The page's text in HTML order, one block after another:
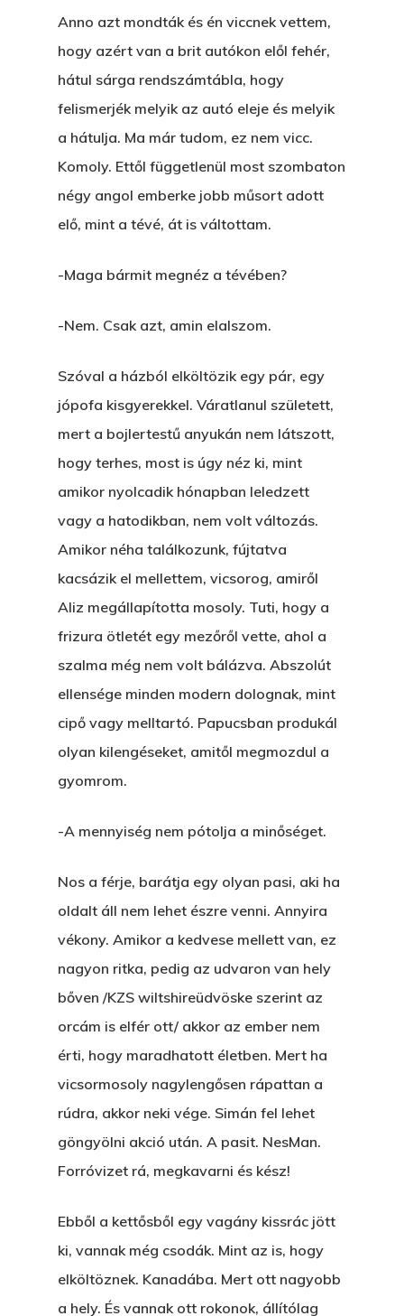
Anno azt mondták és én viccnek vettem,
hogy azért van a brit autókon elől fehér,
hátul sárga rendszámtábla, hogy
felismerjék melyik az autó eleje és melyik
a hátulja. Ma már tudom, ez nem vicc.
Komoly. Ettől függetlenül most szombaton
négy angol emberke jobb műsort adott
elő, mint a tévé, át is váltottam.
-Maga bármit megnéz a tévében?
-Nem. Csak azt, amin elalszom.
Szóval a házból elköltözik egy pár, egy
jópofa kisgyerekkel. Váratlanul született,
mert a bojlertestű anyukán nem látszott,
hogy terhes, most is úgy néz ki, mint
amikor nyolcadik hónapban leledzett
vagy a hatodikban, nem volt változás.
Amikor néha találkozunk, fújtatva
kacsázik el mellettem, vicsorog, amiről
Aliz megállapította mosoly. Tuti, hogy a
frizura ötletét egy mezőről vette, ahol a
szalma még nem volt bálázva. Abszolút
ellensége minden modern dolognak, mint
cipő vagy melltartó. Papucsban produkál
olyan kilengéseket, amitől megmozdul a
gyomrom.
-A mennyiség nem pótolja a minőséget.
Nos a férje, barátja egy olyan pasi, aki ha
oldalt áll nem lehet észre venni. Annyira
vékony. Amikor a kedvese mellett van, ez
nagyon ritka, pedig az udvaron van hely
bőven /KZS wiltshireüdvöske szerint az
orcám is elfér ott/ akkor az ember nem
érti, hogy maradhatott életben. Mert ha
vicsormosoly nagylengősen rápattan a
rúdra, akkor neki vége. Simán fel lehet
göngyölni akció után. A pasit. NesMan.
Forróvizet rá, megkavarni és kész!
Ebből a kettősből egy vagány kissrác jött
ki, vannak még csodák. Mint az is, hogy
elköltöznek. Kanadába. Mert ott nagyobb
a hely. És vannak ott rokonok, állítólag
Főoldal
Bolt
Könyveim
A Veszett Ügy
A Jóember
A Vér Nem Válik Vízzé
Egy Nyár
Történetek
Novellák
Novellák
Álomszekrény
EGY LAKTANYÁT,
Az Elveszett Fejezet
Akkor És Ott
Rólam
Blog
Bristolt Látni
Feliratkozás
Bakker Gyuri
Hírek